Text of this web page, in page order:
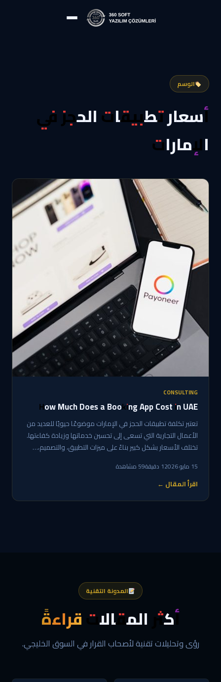
الوسم
أسعار تطبيقات الحجز في
الإمارات
CONSULTING
How Much Does a Booking App Cost in UAE
تعتبر تكلفة تطبيقات الحجز في الإمارات موضوعًا حيويًا للعديد من
الأعمال التجارية التي تسعى إلى تحسين خدماتها وزيادة كفاءتها.
تختلف الأسعار بشكل كبير بناءً على ميزات التطبيق، والتصميم،…
15 مايو 2026 1 دقيقة 59 مشاهدة
اقرأ المقال ←
المدونة التقنية
أكثر المقالات قراءةً
رؤى وتحليلات تقنية لأصحاب القرار في السوق الخليجي.